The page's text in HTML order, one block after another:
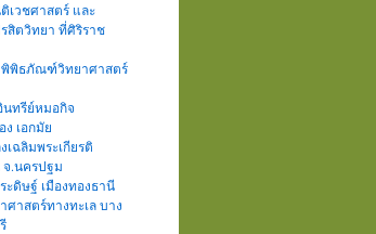
วชศาสตร์ และ
ตวิทยา ที่ศิริราช
พิพิธภัณฑ์วิทยาศาสตร์
นทรีย์หมอกิจ
เอกมัย
ฉลิมพระเกียรติ
.นครปฐม
ะดิษฐ์ เมืองทองธานี
ศาสตร์ทางทะเล บาง